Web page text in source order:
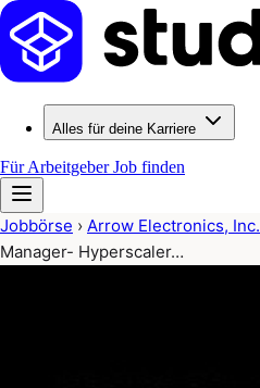
Alles für deine Karriere
Für ArbeitgeberJob finden
Jobbörse › Arrow Electronics, Inc.
Manager- Hyperscaler…